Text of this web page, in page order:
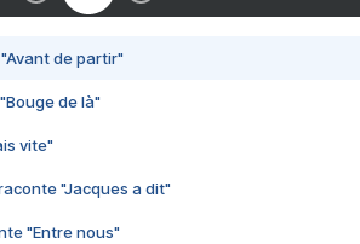
de partir"
de là"
vite"
"Jacques a dit"
"Entre nous"